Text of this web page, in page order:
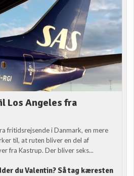
Los Angeles fra
fritidsrejsende i Danmark, en mere
til, at ruten bliver en del af
fra Kastrup. Der bliver seks...
du Valentin? Så tag kæresten